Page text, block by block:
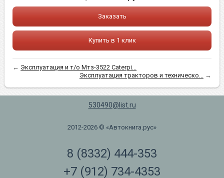
Заказать
Купить в 1 клик
← Эксплуатация и т/о Мтз-3522 Caterpi...
Эксплуатация тракторов и техническо...
→
530490@list.ru
2012-2026 © «Автокнига.рус»
8 (8332) 444-353
+7 (912) 734-4353